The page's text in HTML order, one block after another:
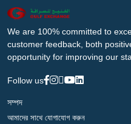
We are 100% committed to
customer feedback, both
opportunity for improving our
Follow us
সম্পদ
আমাদের সাথে যোগাযোগ করুন